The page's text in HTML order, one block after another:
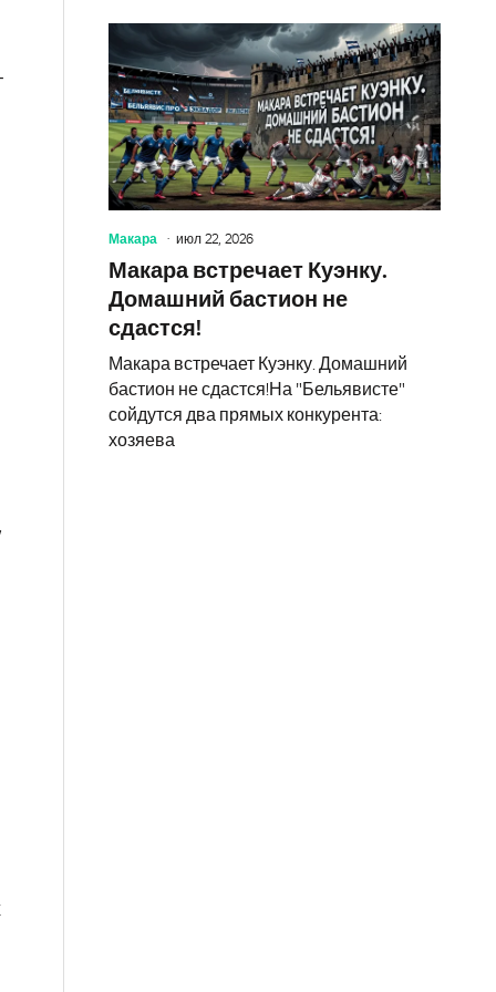
Макара июл 22, 2026
Макара встречает Куэнку.
Домашний бастион не
сдастся!
Макара встречает Куэнку. Домашний
бастион не сдастся!На "Бельявисте"
сойдутся два прямых конкурента:
хозяева